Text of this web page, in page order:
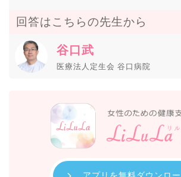
回答はこちらの先生から
谷口武
医療法人定生会 谷口病院